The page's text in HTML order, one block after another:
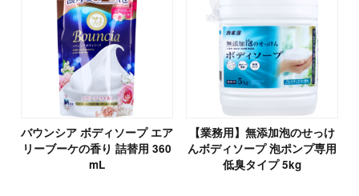
バウンシア ボディソープ エア
リーブーケの香り 詰替用 360
mL
【業務用】無添加泡のせっけ
んボディソープ 泡ポンプ専用
低臭タイプ 5kg